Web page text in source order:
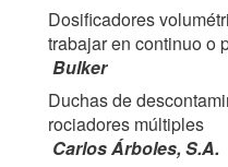
Dosificadores
trabajar en continuo o
Bulker
Duchas de
rociadores múltiples
Carlos Árboles, S.A.